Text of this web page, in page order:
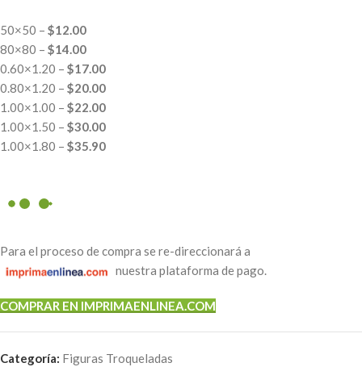
50×50 – $12.00
80×80 – $14.00
0.60×1.20 – $17.00
0.80×1.20 – $20.00
1.00×1.00 – $22.00
1.00×1.50 – $30.00
1.00×1.80 – $35.90
Para el proceso de compra se re-direccionará a
nuestra plataforma de pago.
COMPRAR EN IMPRIMAENLINEA.COM
Categoría: Figuras Troqueladas